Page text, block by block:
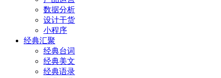
数据分析
设计干货
小程序
经典汇聚
经典台词
经典美文
经典语录